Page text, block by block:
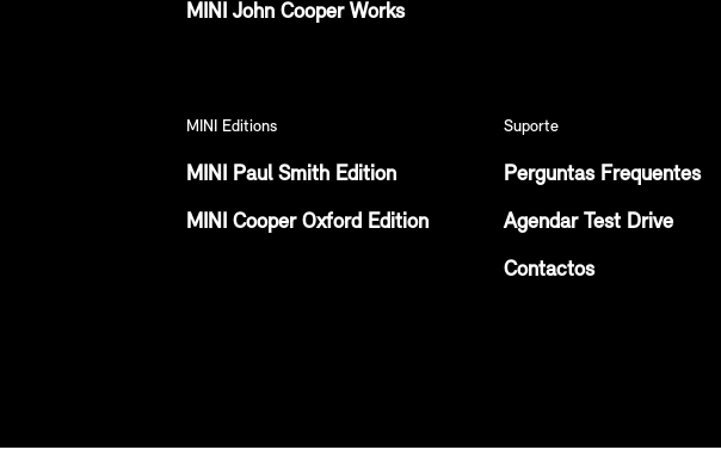
MINI John Cooper Works
MINI Editions
MINI Paul Smith Edition
MINI Cooper Oxford Edition
Suporte
Perguntas Frequentes
Agendar Test Drive
Contactos